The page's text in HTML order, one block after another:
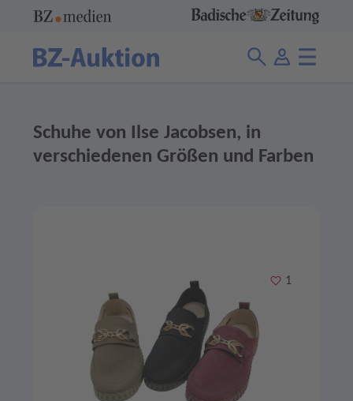
Schuhe von Ilse Jacobsen, in
verschiedenen Größen und Farben
Merken
1